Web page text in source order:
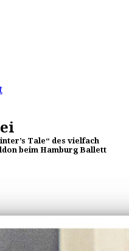
Tale“ des vielfach
beim Hamburg Ballett